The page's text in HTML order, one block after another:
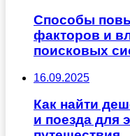
Способы
факторов и
поисковых
16.09.2025
Как найти
и поезда для